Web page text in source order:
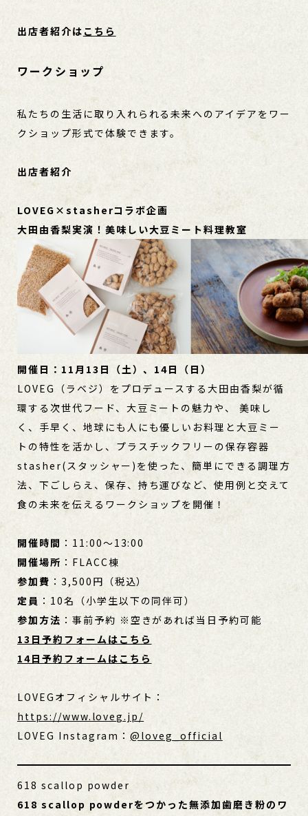
出店者紹介は こちら
ワークショップ
私たちの生活に取り入れられる未来へのアイデアをワー
クショップ形式で体験できます。
出店者紹介
LOVEG×stasherコラボ企画
大田由香梨実演！美味しい大豆ミート料理教室
開催日：11月13日（土）、14日（日）
LOVEG（ラベジ）をプロデュースする大田由香梨が循
環する次世代フード、大豆ミートの魅力や、 美味し
く、手早く、地球にも人にも優しいお料理と大豆ミー
トの特性を活かし、プラスチックフリーの保存容器
stasher(スタッシャー)を使った、簡単にできる調理方
法、下ごしらえ、保存、持ち運びなど、使用例と交えて
食の未来を伝えるワークショップを開催！
開催時間 ：11:00～13:00
開催場所 ：FLACC棟
参加費 ：3,500円（税込）
定員 ：10名（小学生以下の同伴可）
参加方法 ：事前予約 ※空きがあれば当日予約可能
13日予約フォームはこちら
14日予約フォームはこちら
LOVEGオフィシャルサイト：
https://www.loveg.jp/
LOVEG Instagram：@loveg_official
618 scallop powder
618 scallop powderをつかった無添加歯磨き粉のワ